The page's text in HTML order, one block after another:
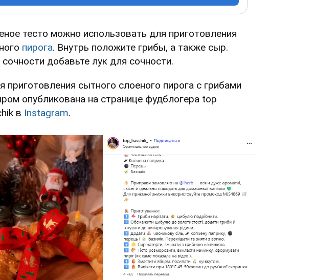
тесто можно использовать для приготовления
пирога. Внутрь положите грибы, а также сыр.
добавьте лук для сочности.
приготовления сытного слоеного пирога с грибами
опубликована на странице фудблогера top
в Instagram.